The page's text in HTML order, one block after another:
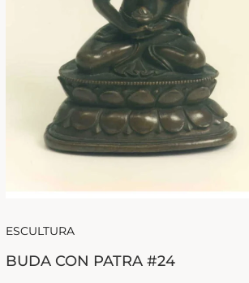
ESCULTURA
BUDA CON PATRA #24